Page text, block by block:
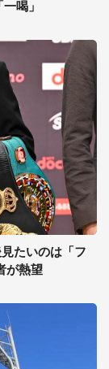
喝」
たいのは「フ
が熱望